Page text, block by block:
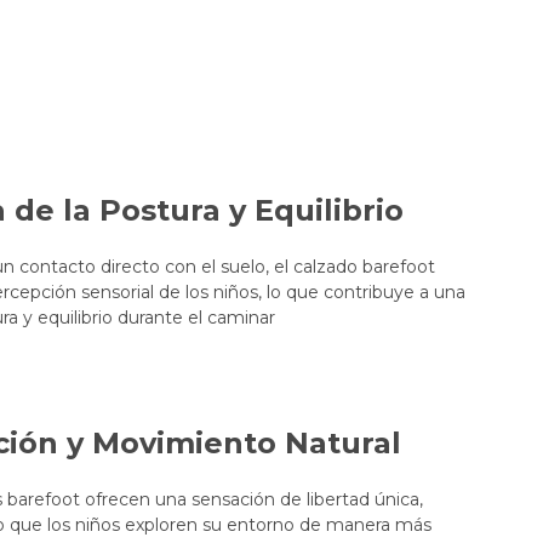
de la Postura y Equilibrio
contacto directo con el suelo, el calzado barefoot
sensorial de los niños, lo que contribuye a una
y equilibrio durante el caminar
y Movimiento Natural
barefoot ofrecen una sensación de libertad única,
que los niños exploren su entorno de manera más